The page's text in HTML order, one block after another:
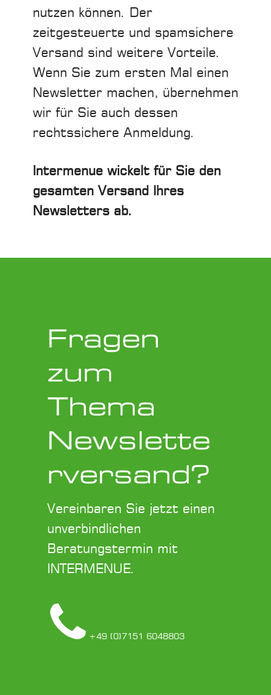
nutzen können. Der
zeitgesteuerte und spamsichere
Versand sind weitere Vorteile.
Wenn Sie zum ersten Mal einen
Newsletter machen, übernehmen
wir für Sie auch dessen
rechtssichere Anmeldung.
Intermenue wickelt für Sie den
gesamten Versand Ihres
Newsletters ab.
Fragen
zum
Thema
Newslette
rversand?
Vereinbaren Sie jetzt einen
unverbindlichen
Beratungstermin mit
INTERMENUE.
+49 (0)7151 6048803